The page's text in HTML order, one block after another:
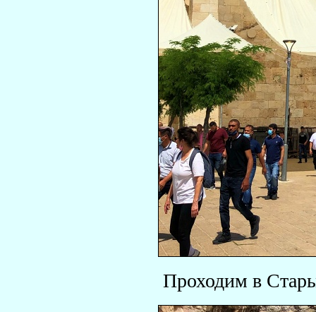
Проходим в